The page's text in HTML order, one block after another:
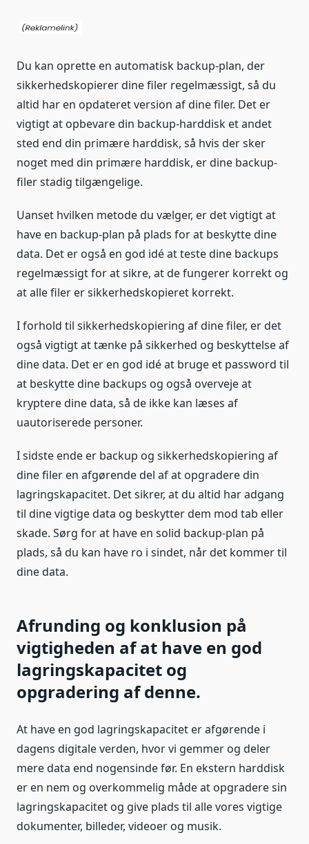
Du kan oprette en automatisk backup-plan, der
sikkerhedskopierer dine filer regelmæssigt, så du
altid har en opdateret version af dine filer. Det er
vigtigt at opbevare din backup-harddisk et andet
sted end din primære harddisk, så hvis der sker
noget med din primære harddisk, er dine backup-
filer stadig tilgængelige.
Uanset hvilken metode du vælger, er det vigtigt at
have en backup-plan på plads for at beskytte dine
data. Det er også en god idé at teste dine backups
regelmæssigt for at sikre, at de fungerer korrekt og
at alle filer er sikkerhedskopieret korrekt.
I forhold til sikkerhedskopiering af dine filer, er det
også vigtigt at tænke på sikkerhed og beskyttelse af
dine data. Det er en god idé at bruge et password til
at beskytte dine backups og også overveje at
kryptere dine data, så de ikke kan læses af
uautoriserede personer.
I sidste ende er backup og sikkerhedskopiering af
dine filer en afgørende del af at opgradere din
lagringskapacitet. Det sikrer, at du altid har adgang
til dine vigtige data og beskytter dem mod tab eller
skade. Sørg for at have en solid backup-plan på
plads, så du kan have ro i sindet, når det kommer til
dine data.
Afrunding og konklusion på
vigtigheden af at have en god
lagringskapacitet og
opgradering af denne.
At have en god lagringskapacitet er afgørende i
dagens digitale verden, hvor vi gemmer og deler
mere data end nogensinde før. En ekstern harddisk
er en nem og overkommelig måde at opgradere sin
lagringskapacitet og give plads til alle vores vigtige
dokumenter, billeder, videoer og musik.